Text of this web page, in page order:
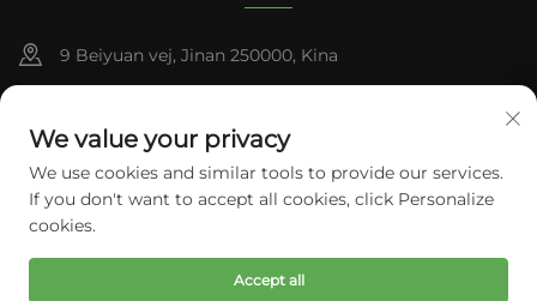
9 Beiyuan vej, Jinan 250000, Kina
[email protected]
Copyright © Tianhui Sports. Alle rettigheder forbeholdes.
Fortrolighedspolitik
We value your privacy
We use cookies and similar tools to provide our services.
If you don't want to accept all cookies, click Personalize
cookies.
Accept all